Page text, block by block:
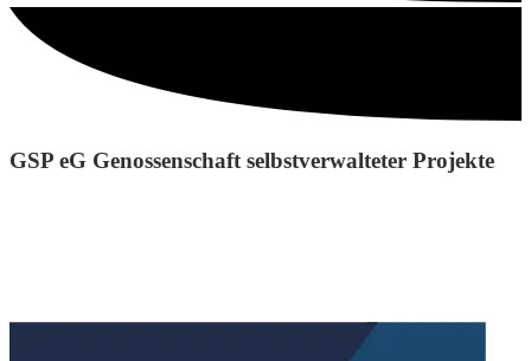
GSP eG Genossenschaft selbstverwalteter Projekte